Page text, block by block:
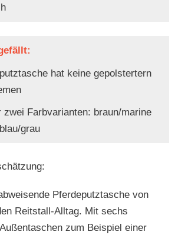
hat keine gepolstertern
zwei Farbvarianten: braun/marine
grau
Pferdeputztasche von
Reitstall-Alltag. Mit sechs
zum Beispiel einer